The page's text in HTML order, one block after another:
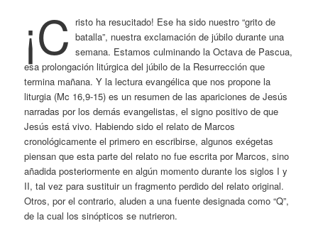
¡C risto ha resucitado! Ese ha sido nuestro “grito de
batalla”, nuestra exclamación de júbilo durante una
semana. Estamos culminando la Octava de Pascua,
esa prolongación litúrgica del júbilo de la Resurrección que
termina mañana. Y la lectura evangélica que nos propone la
liturgia (Mc 16,9-15) es un resumen de las apariciones de Jesús
narradas por los demás evangelistas, el signo positivo de que
Jesús está vivo. Habiendo sido el relato de Marcos
cronológicamente el primero en escribirse, algunos exégetas
piensan que esta parte del relato no fue escrita por Marcos, sino
añadida posteriormente en algún momento durante los siglos I y
II, tal vez para sustituir un fragmento perdido del relato original.
Otros, por el contrario, aluden a una fuente designada como “Q”,
de la cual los sinópticos se nutrieron.